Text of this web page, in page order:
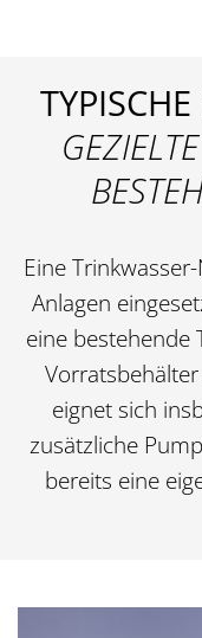
Eine
Anlagen
eine bestehende
eignet sich
zusätzliche
bereits eine